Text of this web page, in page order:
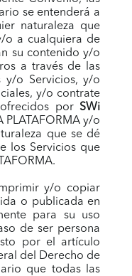
se entenderá a
naturaleza que
o a cualquiera de
su contenido y/o
a través de las
y/o Servicios, y/o
y/o contrate
por SWi
PLATAFORMA y/o
que se dé
los Servicios que
y/o copiar
o publicada en
para su uso
de ser persona
por el artículo
del Derecho de
que todas las